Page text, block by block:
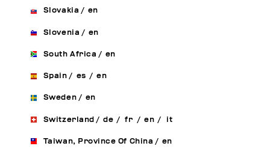
Slovakia / en
Slovenia / en
South Africa / en
Spain / es / en
Sweden / en
Switzerland / de / fr / en / it
Taiwan, Province Of China / en